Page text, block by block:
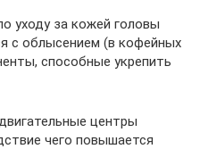
уходу за кожей головы
с облысением (в кофейных
способные укрепить
центры
чего повышается